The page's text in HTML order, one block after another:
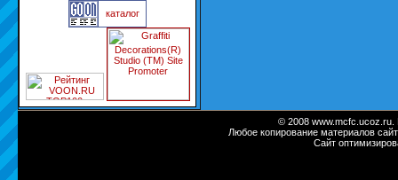
каталог
© 2008
Любое копирование материалов
Сайт